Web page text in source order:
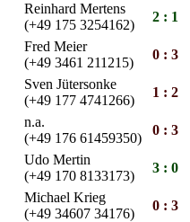
Reinhard Mertens
(+49 175 3254162)
2 : 1
Fred Meier
(+49 3461 211215)
0 : 3
Sven Jütersonke
(+49 177 4741266)
1 : 2
n.a.
(+49 176 61459350)
0 : 3
Udo Mertin
(+49 170 8133173)
3 : 0
Michael Krieg
(+49 34607 34176)
0 : 3